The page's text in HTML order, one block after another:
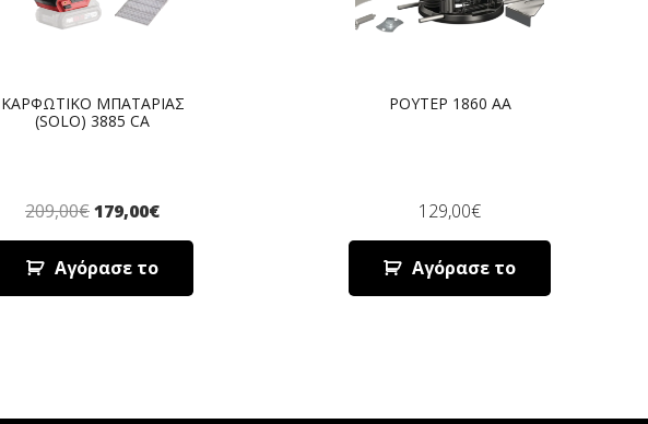
ΚΑΡΦΩΤΙΚΟ ΜΠΑΤΑΡΙΑΣ
(SOLO) 3885 CA
209,00€179,00€
Αγόρασε το
ΡΟΥΤΕΡ 1860 AA
129,00€
Αγόρασε το